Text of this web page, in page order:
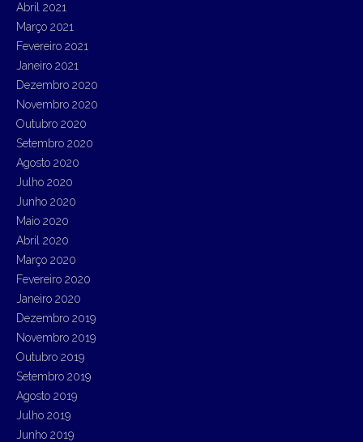
Abril 2021
Março 2021
Fevereiro 2021
Janeiro 2021
Dezembro 2020
Novembro 2020
Outubro 2020
Setembro 2020
Agosto 2020
Julho 2020
Junho 2020
Maio 2020
Abril 2020
Março 2020
Fevereiro 2020
Janeiro 2020
Dezembro 2019
Novembro 2019
Outubro 2019
Setembro 2019
Agosto 2019
Julho 2019
Junho 2019